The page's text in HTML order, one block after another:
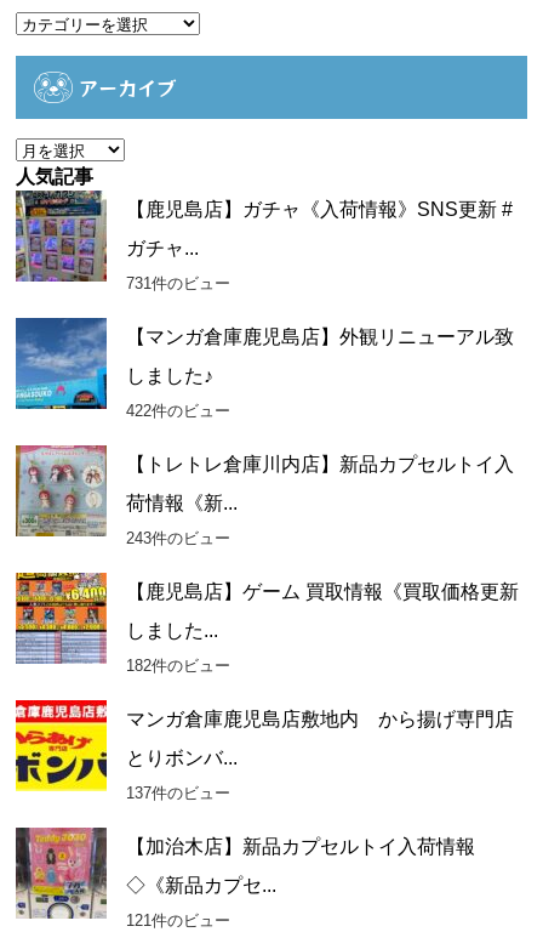
カ
アーカイブ
ア
ー
カ
イ
ブ
人気記事
【鹿児島店】ガチャ《入荷情報》SNS更新 #
ガチャ...
731件のビュー
【マンガ倉庫鹿児島店】外観リニューアル致
しました♪
422件のビュー
【トレトレ倉庫川内店】新品カプセルトイ入
荷情報《新...
243件のビュー
【鹿児島店】ゲーム 買取情報《買取価格更新
しました...
182件のビュー
マンガ倉庫鹿児島店敷地内 から揚げ専門店
とりボンバ...
137件のビュー
【加治木店】新品カプセルトイ入荷情報
◇《新品カプセ...
121件のビュー